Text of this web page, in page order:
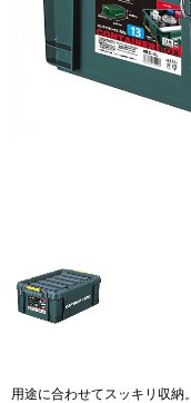
用途に合わせてスッキリ収納。